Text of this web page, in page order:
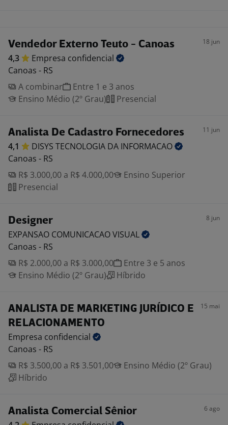
Vendedor Externo Teuto - Canoas 18 jun
4,3 Empresa confidencial
Canoas - RS
A combinar
Entre 1 e 3 anos
Ensino Médio (2º Grau)
Presencial
Analista De Cadastro Fornecedores 11 jun
4,1 DISYS TECNOLOGIA DA INFORMACAO
Canoas - RS
R$ 3.000,00 a R$ 4.000,00
Ensino Superior
Presencial
Designer 8 jun
EXPANSAO COMUNICACAOVISUAL
Canoas - RS
R$ 2.000,00 a R$ 3.000,00
Entre 3 e 5 anos
Ensino Médio (2º Grau)
Híbrido
ANALISTA DE MARKETING JURÍDICO E
RELACIONAMENTO
15 mai
Empresa confidencial
Canoas - RS
R$ 3.500,00 a R$ 3.501,00
Ensino Médio (2º Grau)
Híbrido
Analista Comercial Sênior 6 ago